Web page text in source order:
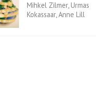
Mihkel Zilmer, Urmas
Kokassaar, Anne Lill